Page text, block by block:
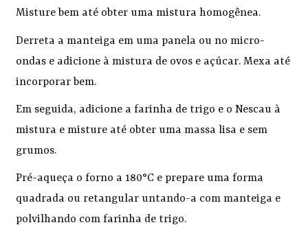
Misture bem até obter uma mistura homogênea.
Derreta a manteiga em uma panela ou no micro-
ondas e adicione à mistura de ovos e açúcar. Mexa até
incorporar bem.
Em seguida, adicione a farinha de trigo e o Nescau à
mistura e misture até obter uma massa lisa e sem
grumos.
Pré-aqueça o forno a 180°C e prepare uma forma
quadrada ou retangular untando-a com manteiga e
polvilhando com farinha de trigo.